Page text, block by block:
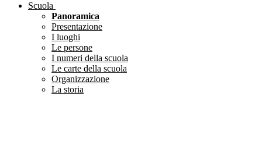
Scuola
Panoramica
Presentazione
I luoghi
Le persone
I numeri della scuola
Le carte della scuola
Organizzazione
La storia